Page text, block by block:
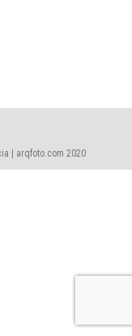
| arqfoto.com 2020